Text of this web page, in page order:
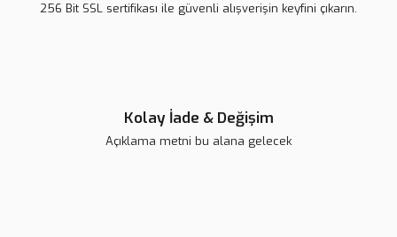
256 Bit SSL sertifikası ile güvenli alışverişin keyfini çıkarın.
Kolay İade & Değişim
Açıklama metni bu alana gelecek